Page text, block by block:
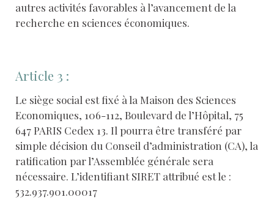
autres activités favorables à l’avancement de la
recherche en sciences économiques.
Article 3 :
Le siège social est fixé à la Maison des Sciences
Economiques, 106-112, Boulevard de l’Hôpital, 75
647 PARIS Cedex 13. Il pourra être transféré par
simple décision du Conseil d’administration (CA), la
ratification par l’Assemblée générale sera
nécessaire. L’identifiant SIRET attribué est le :
532.937.901.00017